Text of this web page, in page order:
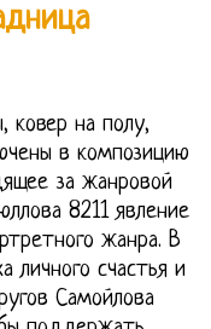
ковер на полу,
в композицию
за жанровой
8211 явление
жанра. В
личного счастья и
Самойлова